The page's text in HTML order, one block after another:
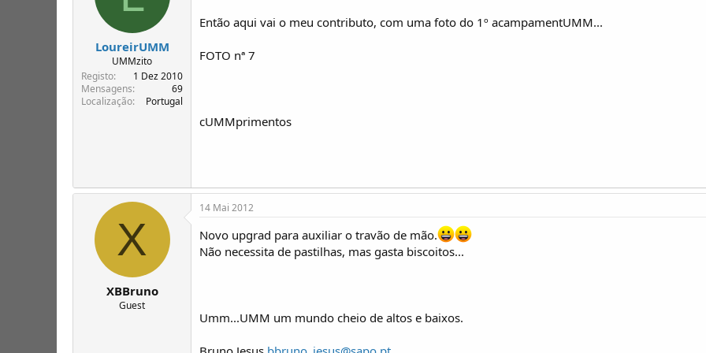
LoureirUMM
UMMzito
Registo
1 Dez 2010
Mensagens
69
Localização
Portugal
Então aqui vai o meu contributo, com uma foto do 1º acampamentUMM...
FOTO nª 7
cUMMprimentos
X
XBBruno
Guest
14 Mai 2012
Novo upgrad para auxiliar o travão de mão.
Não necessita de pastilhas, mas gasta biscoitos...
Umm...UMM um mundo cheio de altos e baixos.